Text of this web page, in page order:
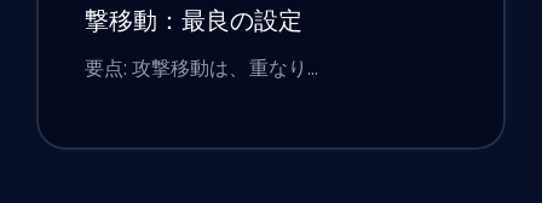
撃移動：最良の設定
要点: 攻撃移動は、重なり…